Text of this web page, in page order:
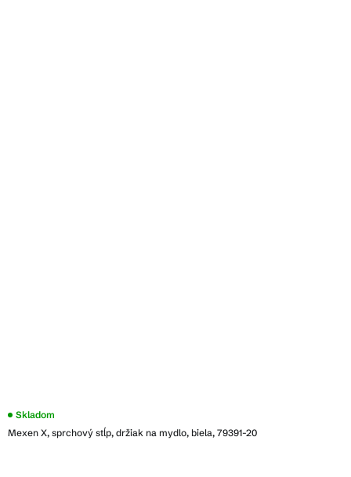
Mexen X, sprchový stĺp, držiak na mydlo, biela, 79391-20
Skladom